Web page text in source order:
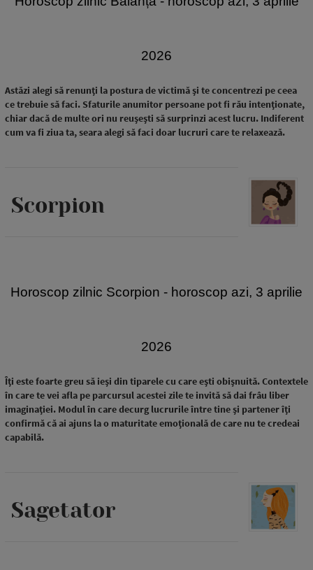
2026
Astăzi alegi să renunți la postura de victimă și te concentrezi pe ceea
ce trebuie să faci. Sfaturile anumitor persoane pot fi rău intenționate,
chiar dacă de multe ori nu reușești să surprinzi acest lucru. Indiferent
cum va fi ziua ta, seara alegi să faci doar lucruri care te relaxează.
Scorpion
Horoscop zilnic Scorpion - horoscop azi, 3 aprilie
2026
Îți este foarte greu să ieși din tiparele cu care ești obișnuită. Contextele
în care te vei afla pe parcursul acestei zile te invită să dai frâu liber
imaginației. Modul în care decurg lucrurile între tine și partener îți
confirmă că ai ajuns la o maturitate emoțională de care nu te credeai
capabilă.
Sagetator